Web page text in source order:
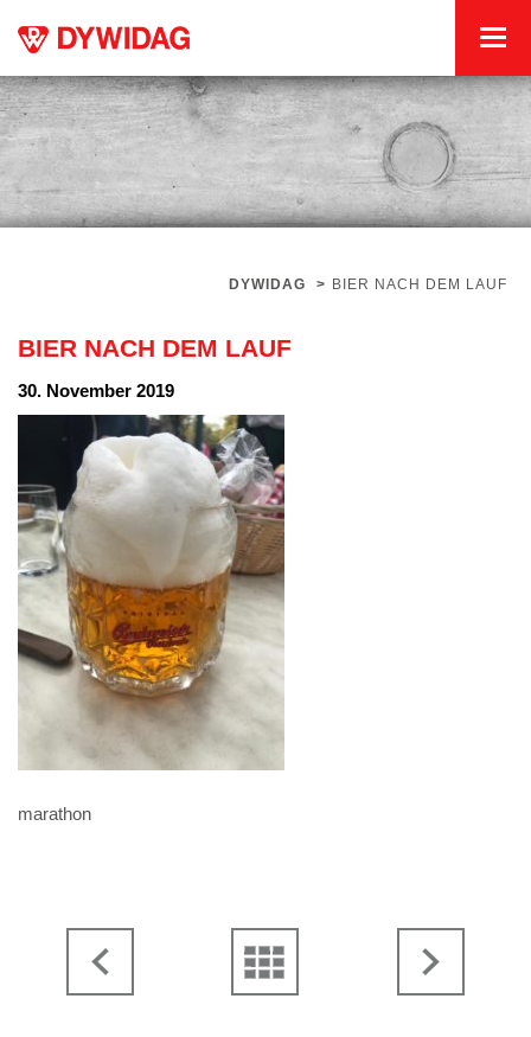
DYWIDAG > BIER NACH DEM LAUF
BIER NACH DEM LAUF
30. November 2019
marathon